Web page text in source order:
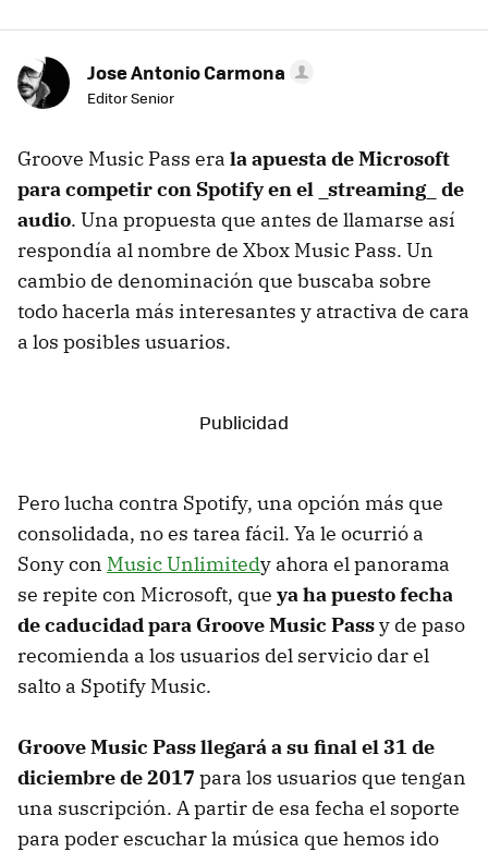
Jose Antonio Carmona
Editor Senior
Groove Music Pass era la apuesta de Microsoft
para competir con Spotify en el _streaming_ de
audio. Una propuesta que antes de llamarse así
respondía al nombre de Xbox Music Pass. Un
cambio de denominación que buscaba sobre
todo hacerla más interesantes y atractiva de cara
a los posibles usuarios.
Pero lucha contra Spotify, una opción más que
consolidada, no es tarea fácil. Ya le ocurrió a
Sony con Music Unlimitedy ahora el panorama
se repite con Microsoft, que ya ha puesto fecha
de caducidad para Groove Music Passy de paso
recomienda a los usuarios del servicio dar el
salto a Spotify Music.
Groove Music Pass llegará a su final el 31 de
diciembre de 2017 para los usuarios que tengan
una suscripción. A partir de esa fecha el soporte
para poder escuchar la música que hemos ido